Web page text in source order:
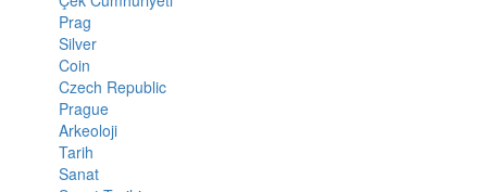
Prag
Silver
Coin
Czech Republic
Prague
Arkeoloji
Tarih
Sanat